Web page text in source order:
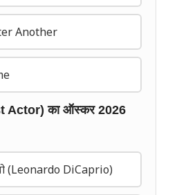
Another
Actor) का ऑस्कर 2026
(Leonardo DiCaprio)